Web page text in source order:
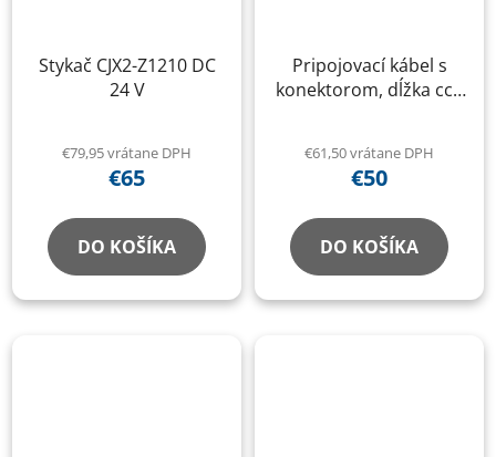
Stykač CJX2-Z1210 DC
24 V
€79,95 vrátane DPH
€65
DO KOŠÍKA
Pripojovací kábel s
konektorom, dĺžka cca
RP-6213B, RP-6214B, H:
3800 mm
€61,50 vrátane DPH
€50
DO KOŠÍKA